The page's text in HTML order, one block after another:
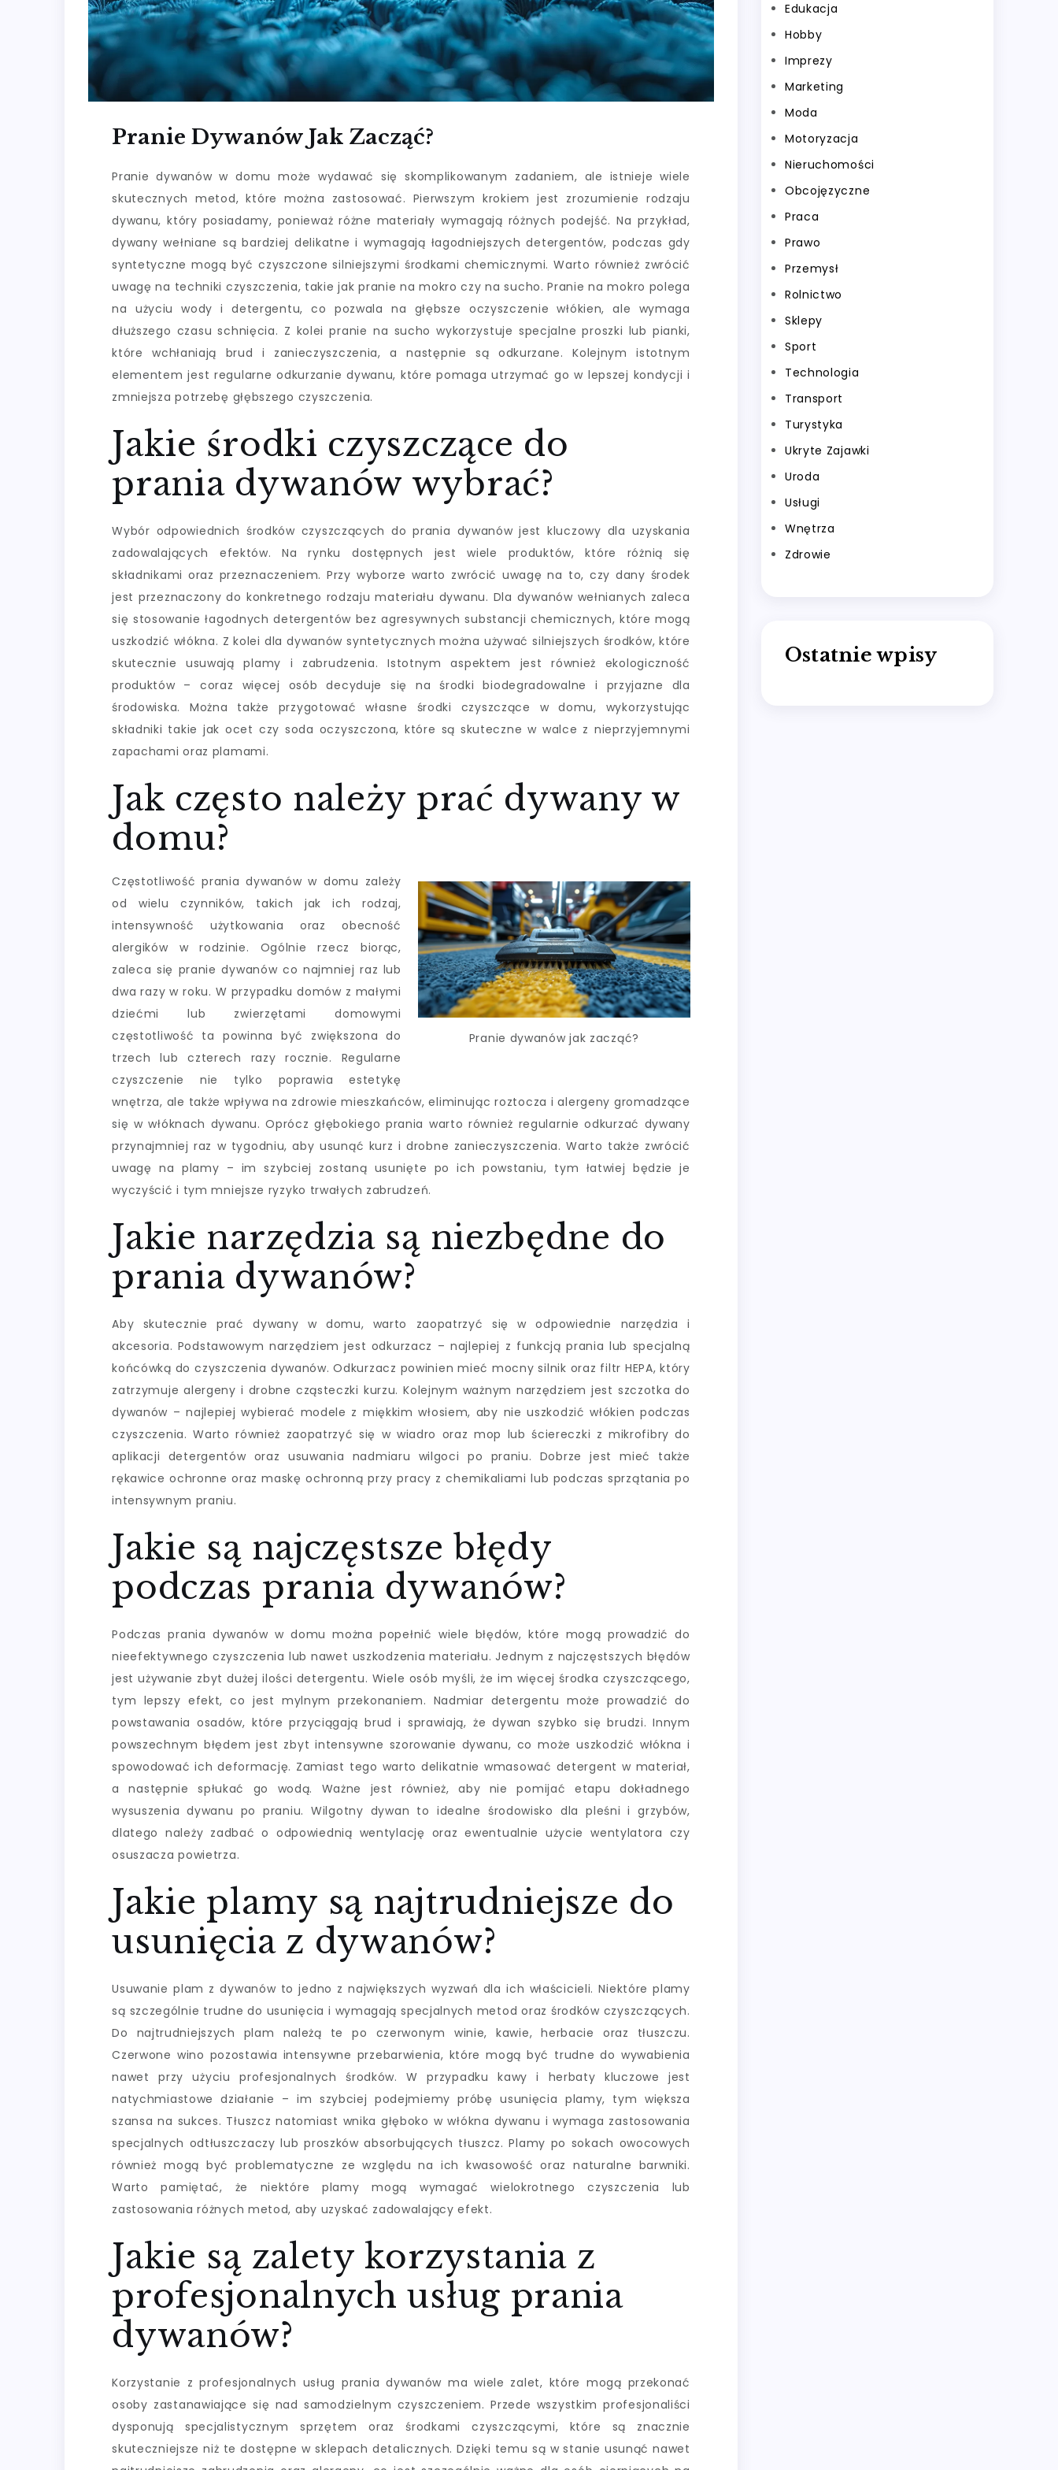
Pranie Dywanów Jak Zacząć?
Pranie dywanów w domu może wydawać się skomplikowanym zadaniem, ale istnieje wiele
skutecznych metod, które można zastosować. Pierwszym krokiem jest zrozumienie rodzaju
dywanu, który posiadamy, ponieważ różne materiały wymagają różnych podejść. Na przykład,
dywany wełniane są bardziej delikatne i wymagają łagodniejszych detergentów, podczas gdy
syntetyczne mogą być czyszczone silniejszymi środkami chemicznymi. Warto również zwrócić
uwagę na techniki czyszczenia, takie jak pranie na mokro czy na sucho. Pranie na mokro polega
na użyciu wody i detergentu, co pozwala na głębsze oczyszczenie włókien, ale wymaga
dłuższego czasu schnięcia. Z kolei pranie na sucho wykorzystuje specjalne proszki lub pianki,
które wchłaniają brud i zanieczyszczenia, a następnie są odkurzane. Kolejnym istotnym
elementem jest regularne odkurzanie dywanu, które pomaga utrzymać go w lepszej kondycji i
zmniejsza potrzebę głębszego czyszczenia.
Jakie środki czyszczące do
prania dywanów wybrać?
Wybór odpowiednich środków czyszczących do prania dywanów jest kluczowy dla uzyskania
zadowalających efektów. Na rynku dostępnych jest wiele produktów, które różnią się
składnikami oraz przeznaczeniem. Przy wyborze warto zwrócić uwagę na to, czy dany środek
jest przeznaczony do konkretnego rodzaju materiału dywanu. Dla dywanów wełnianych zaleca
się stosowanie łagodnych detergentów bez agresywnych substancji chemicznych, które mogą
uszkodzić włókna. Z kolei dla dywanów syntetycznych można używać silniejszych środków, które
skutecznie usuwają plamy i zabrudzenia. Istotnym aspektem jest również ekologiczność
produktów – coraz więcej osób decyduje się na środki biodegradowalne i przyjazne dla
środowiska. Można także przygotować własne środki czyszczące w domu, wykorzystując
składniki takie jak ocet czy soda oczyszczona, które są skuteczne w walce z nieprzyjemnymi
zapachami oraz plamami.
Jak często należy prać dywany w
domu?
Pranie dywanów jak zacząć?
Częstotliwość prania dywanów w domu zależy
od wielu czynników, takich jak ich rodzaj,
intensywność użytkowania oraz obecność
alergików w rodzinie. Ogólnie rzecz biorąc,
zaleca się pranie dywanów co najmniej raz lub
dwa razy w roku. W przypadku domów z małymi
dziećmi lub zwierzętami domowymi
częstotliwość ta powinna być zwiększona do
trzech lub czterech razy rocznie. Regularne
czyszczenie nie tylko poprawia estetykę
wnętrza, ale także wpływa na zdrowie mieszkańców, eliminując roztocza i alergeny gromadzące
się w włóknach dywanu. Oprócz głębokiego prania warto również regularnie odkurzać dywany
przynajmniej raz w tygodniu, aby usunąć kurz i drobne zanieczyszczenia. Warto także zwrócić
uwagę na plamy – im szybciej zostaną usunięte po ich powstaniu, tym łatwiej będzie je
wyczyścić i tym mniejsze ryzyko trwałych zabrudzeń.
Jakie narzędzia są niezbędne do
prania dywanów?
Aby skutecznie prać dywany w domu, warto zaopatrzyć się w odpowiednie narzędzia i
akcesoria. Podstawowym narzędziem jest odkurzacz – najlepiej z funkcją prania lub specjalną
końcówką do czyszczenia dywanów. Odkurzacz powinien mieć mocny silnik oraz filtr HEPA, który
zatrzymuje alergeny i drobne cząsteczki kurzu. Kolejnym ważnym narzędziem jest szczotka do
dywanów – najlepiej wybierać modele z miękkim włosiem, aby nie uszkodzić włókien podczas
czyszczenia. Warto również zaopatrzyć się w wiadro oraz mop lub ściereczki z mikrofibry do
aplikacji detergentów oraz usuwania nadmiaru wilgoci po praniu. Dobrze jest mieć także
rękawice ochronne oraz maskę ochronną przy pracy z chemikaliami lub podczas sprzątania po
intensywnym praniu.
Jakie są najczęstsze błędy
podczas prania dywanów?
Podczas prania dywanów w domu można popełnić wiele błędów, które mogą prowadzić do
nieefektywnego czyszczenia lub nawet uszkodzenia materiału. Jednym z najczęstszych błędów
jest używanie zbyt dużej ilości detergentu. Wiele osób myśli, że im więcej środka czyszczącego,
tym lepszy efekt, co jest mylnym przekonaniem. Nadmiar detergentu może prowadzić do
powstawania osadów, które przyciągają brud i sprawiają, że dywan szybko się brudzi. Innym
powszechnym błędem jest zbyt intensywne szorowanie dywanu, co może uszkodzić włókna i
spowodować ich deformację. Zamiast tego warto delikatnie wmasować detergent w materiał,
a następnie spłukać go wodą. Ważne jest również, aby nie pomijać etapu dokładnego
wysuszenia dywanu po praniu. Wilgotny dywan to idealne środowisko dla pleśni i grzybów,
dlatego należy zadbać o odpowiednią wentylację oraz ewentualnie użycie wentylatora czy
osuszacza powietrza.
Jakie plamy są najtrudniejsze do
usunięcia z dywanów?
Usuwanie plam z dywanów to jedno z największych wyzwań dla ich właścicieli. Niektóre plamy
są szczególnie trudne do usunięcia i wymagają specjalnych metod oraz środków czyszczących.
Do najtrudniejszych plam należą te po czerwonym winie, kawie, herbacie oraz tłuszczu.
Czerwone wino pozostawia intensywne przebarwienia, które mogą być trudne do wywabienia
nawet przy użyciu profesjonalnych środków. W przypadku kawy i herbaty kluczowe jest
natychmiastowe działanie – im szybciej podejmiemy próbę usunięcia plamy, tym większa
szansa na sukces. Tłuszcz natomiast wnika głęboko w włókna dywanu i wymaga zastosowania
specjalnych odtłuszczaczy lub proszków absorbujących tłuszcz. Plamy po sokach owocowych
również mogą być problematyczne ze względu na ich kwasowość oraz naturalne barwniki.
Warto pamiętać, że niektóre plamy mogą wymagać wielokrotnego czyszczenia lub
zastosowania różnych metod, aby uzyskać zadowalający efekt.
Jakie są zalety korzystania z
profesjonalnych usług prania
dywanów?
Korzystanie z profesjonalnych usług prania dywanów ma wiele zalet, które mogą przekonać
osoby zastanawiające się nad samodzielnym czyszczeniem. Przede wszystkim profesjonaliści
dysponują specjalistycznym sprzętem oraz środkami czyszczącymi, które są znacznie
skuteczniejsze niż te dostępne w sklepach detalicznych. Dzięki temu są w stanie usunąć nawet
Edukacja
Hobby
Imprezy
Marketing
Moda
Motoryzacja
Nieruchomości
Obcojęzyczne
Praca
Prawo
Przemysł
Rolnictwo
Sklepy
Sport
Technologia
Transport
Turystyka
Ukryte Zajawki
Uroda
Usługi
Wnętrza
Zdrowie
Ostatnie wpisy